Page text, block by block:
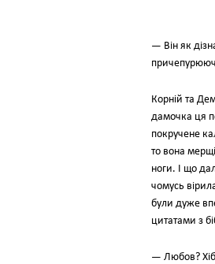
— Він як
Корній та
дамочка ця
покручене
то вона
ноги. І що
чомусь
були дуже
цитатами з
— Любов?